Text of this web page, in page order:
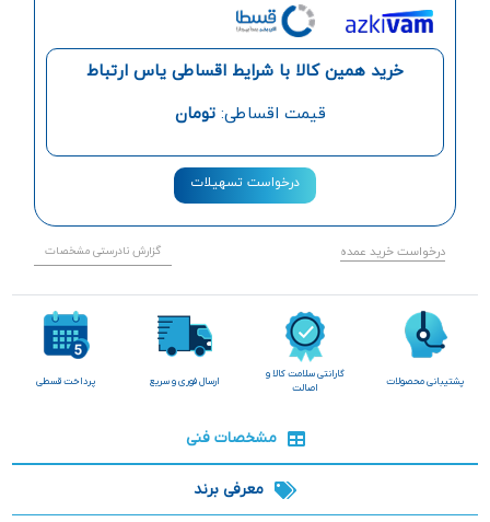
خرید همین کالا با شرایط اقساطی یاس ارتباط
قیمت اقساطی: تومان
درخواست تسهیلات
درخواست خرید عمده گزارش نادرستی مشخصات
پشتیبانی محصولات
گارانتی سلامت کالا و
اصالت
ارسال فوری و سریع پرداخت قسطی
مشخصات فنی
معرفی برند